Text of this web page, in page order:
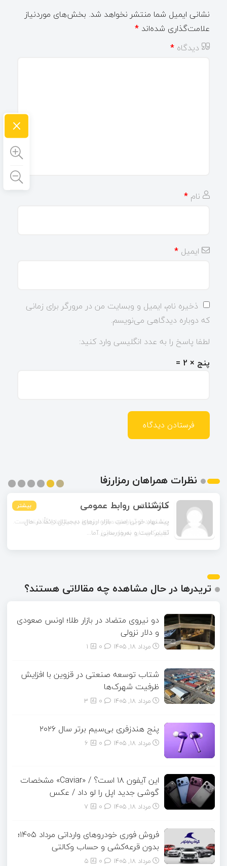
نشانی ایمیل شما منتشر نخواهد شد. بخش‌های موردنیاز
علامت‌گذاری شده‌اند *
دیدگاه *
نام *
ایمیل *
ذخیره نام، ایمیل و وبسایت من در مرورگر برای زمانی
که دوباره دیدگاهی می‌نویسم.
لطفا پاسخ را به عدد انگلیسی وارد کنید:
پنج × 2 =
نظرات همراهان رمزارزفا
بیشتر مشکات بیشتر
چند مورد از آمارهای مقاله مربوط به سال‌های گذشته است.
آیا امکان دارد نسخه به‌روز...
بیشتر
بیشتر
بیشتر
بیشتر
تریدرها در حال مشاهده چه مقالاتی هستند؟
دو نیروی متضاد در بازار طلا؛ اونس صعودی
و دلار نزولی
مرداد ۱۸, ۱۴۰۵ 1
شتاب توسعه صنعتی در قزوین با افزایش
ظرفیت شهرک‌ها
مرداد ۱۸, ۱۴۰۵ 3
پنج هندزفری بی‌سیم برتر سال ۲۰۲۶
مرداد ۱۸, ۱۴۰۵ 6
این آیفون ۱۸ است؟ / «Caviar» مشخصات
گوشی جدید اپل را لو داد / عکس
مرداد ۱۸, ۱۴۰۵ 7
فروش فوری خودروهای وارداتی مرداد ۱۴۰۵؛
بدون قرعه‌کشی و حساب وکالتی
مرداد ۱۸, ۱۴۰۵ 5
×